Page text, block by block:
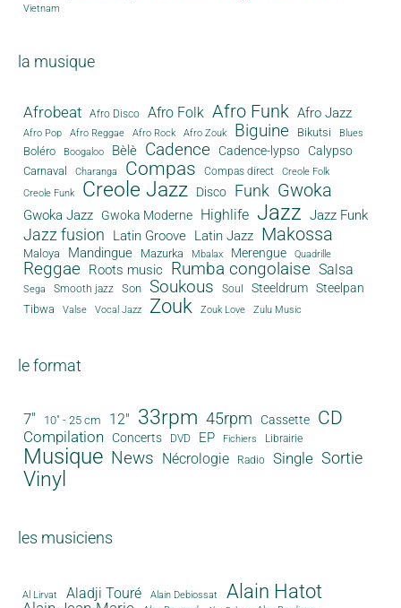
Vietnam
la musique
Afrobeat Afro Disco Afro Folk Afro Funk Afro Jazz
Afro Pop Afro Reggae Afro Rock Afro Zouk Biguine Bikutsi Blues
Boléro Boogaloo Bèlè Cadence Cadence-lypso Calypso
Carnaval Charanga Compas Compas direct
Creole Folk
Creole Funk
Creole Jazz Disco Funk Gwoka
Gwoka Jazz Gwoka Moderne Highlife Jazz Jazz Funk
Jazz fusion Latin Groove Latin Jazz Makossa
Maloya Mandingue Mazurka Mbalax Merengue Quadrille
Reggae Roots music Rumba congolaise Salsa
Sega Smooth jazz Son Soukous Soul Steeldrum Steelpan
Tibwa Valse Vocal Jazz Zouk Zouk Love Zulu Music
le format
7" 10" - 25 cm 12" 33rpm 45rpm Cassette CD
Compilation Concerts DVD EP Fichiers Librairie
Musique News Nécrologie Radio Single Sortie
Vinyl
les musiciens
Al Lirvat Aladji Touré Alain Debiossat Alain Hatot